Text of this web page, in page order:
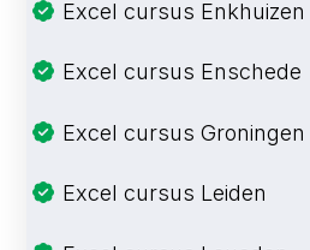
Excel cursus Enkhuizen
Excel cursus Enschede
Excel cursus Groningen
Excel cursus Leiden